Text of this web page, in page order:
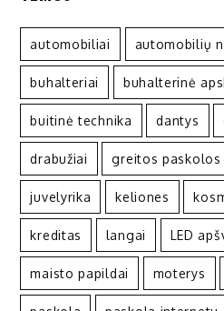
automobiliai automobilių
buhalteriai buhalterinė
buitinė technika dantys
drabužiai greitos paskolos
juvelyrika keliones
kreditas langai LED
maisto papildai moterys